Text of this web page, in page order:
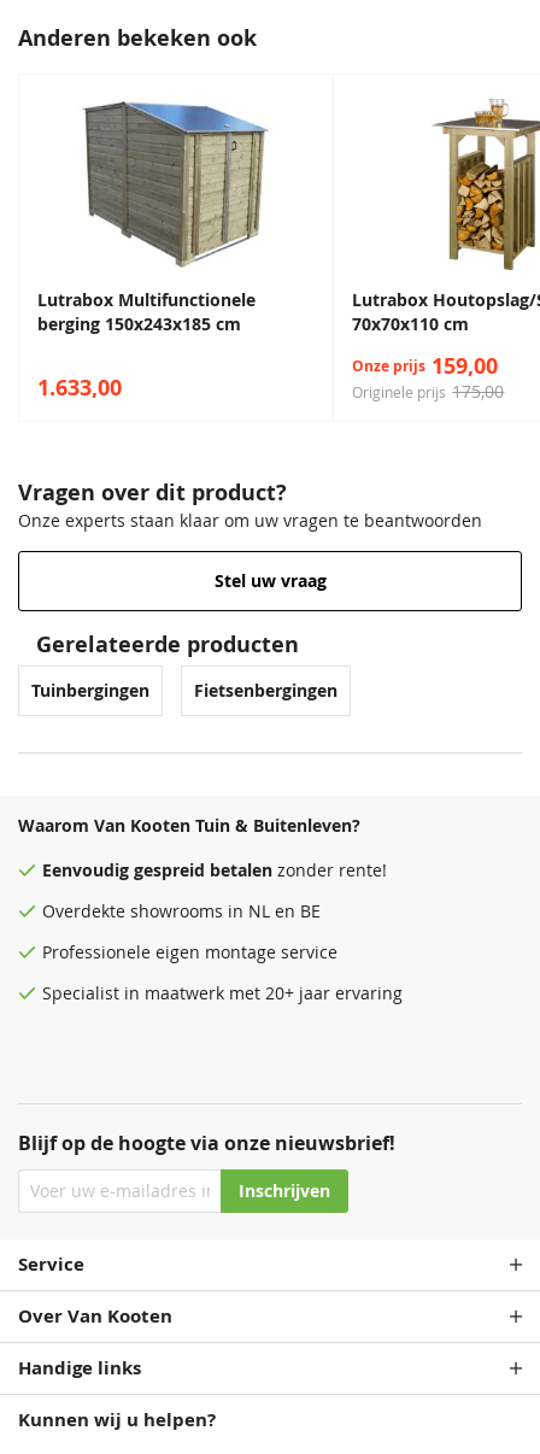
Anderen bekeken ook
Lutrabox Multifunctionele
berging 150x243x185 cm
1.633,00
Lutrabox
70x70x110 cm
Originele prijs 175,00
Onze prijs 159,00
Vragen over dit product?
Onze experts staan klaar om uw vragen te beantwoorden
Stel uw vraag
Gerelateerde producten
Tuinbergingen Fietsenbergingen
Blijf op de hoogte via onze nieuwsbrief!
Inschrijven
Waarom Van Kooten Tuin & Buitenleven?
Eenvoudig gespreid betalen zonder rente!
Overdekte showrooms in NL en BE
Professionele eigen montage service
Specialist in maatwerk met 20+ jaar ervaring
Service
Over Van Kooten
Handige links
Kunnen wij u helpen?